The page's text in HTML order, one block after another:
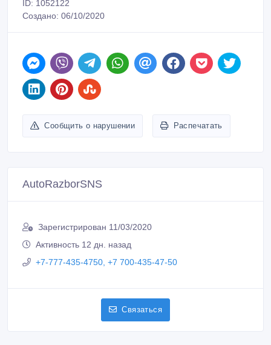
ID: 1052122
Создано: 06/10/2020
Сообщить о нарушении Распечатать
AutoRazborSNS
Зарегистрирован 11/03/2020
Активность 12 дн. назад
+7-777-435-4750, +7 700-435-47-50
Связаться